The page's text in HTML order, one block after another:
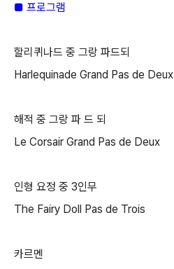
■ 프로그램
할리퀴나드 중 그랑 파드되
Harlequinade Grand Pas de Deux
해적 중 그랑 파 드 되
Le Corsair Grand Pas de Deux
인형 요정 중 3인무
The Fairy Doll Pas de Trois
카르멘